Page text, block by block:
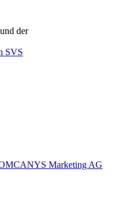
der
SVS
Marketing AG